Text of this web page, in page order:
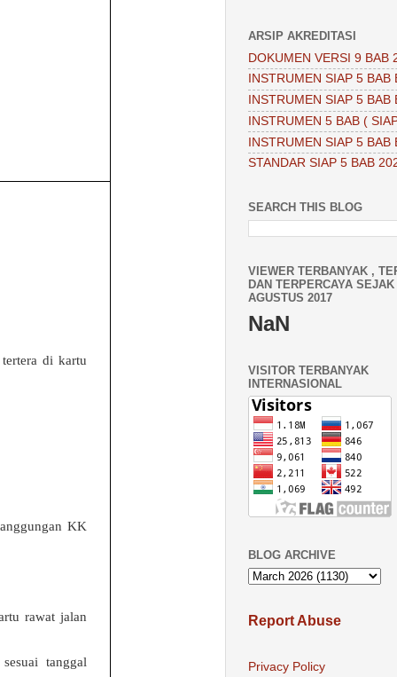
di kartu
KK
rawat jalan
tanggal
ARSIP AKREDITASI
DOKUMEN VERSI 9 BAB
INSTRUMEN SIAP 5 BAB
INSTRUMEN SIAP 5 BAB
INSTRUMEN 5 BAB (
INSTRUMEN SIAP 5 BAB
STANDAR SIAP 5 BAB
SEARCH THIS BLOG
VIEWER TERBANYAK ,
DAN TERPERCAYA SEJAK
AGUSTUS 2017
NaN
VISITOR TERBANYAK
INTERNASIONAL
BLOG ARCHIVE
Report Abuse
Privacy Policy